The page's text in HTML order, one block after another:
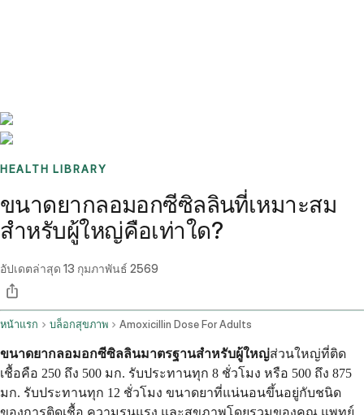
HEALTH LIBRARY
ขนาดยากลอมอกซีซิลลินที่เหมาะสม
สำหรับผู้ใหญ่คือเท่าใด?
อัปเดตล่าสุด 13 กุมภาพันธ์ 2569
หน้าแรก บล็อกสุขภาพ Amoxicillin Dose For Adults
ขนาดยากลอมอกซีซิลลินมาตรฐานสำหรับผู้ใหญ่ส่วนใหญ่ที่ติด
เชื้อคือ 250 ถึง 500 มก. รับประทานทุก 8 ชั่วโมง หรือ 500 ถึง 875
มก. รับประทานทุก 12 ชั่วโมง ขนาดยาที่แน่นอนขึ้นอยู่กับชนิด